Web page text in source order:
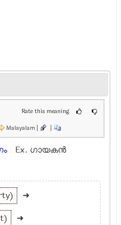
Rate this meaning
Malayalam | |
Ex. ഗായകന്‍
➜
➜